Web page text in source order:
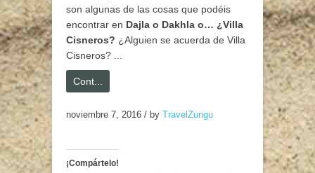
son algunas de las cosas que podéis
encontrar en Dajla o Dakhla o… ¿Villa
Cisneros? ¿Alguien se acuerda de Villa
Cisneros? ...
Cont...
noviembre 7, 2016 / by TravelZungu
¡Compártelo!